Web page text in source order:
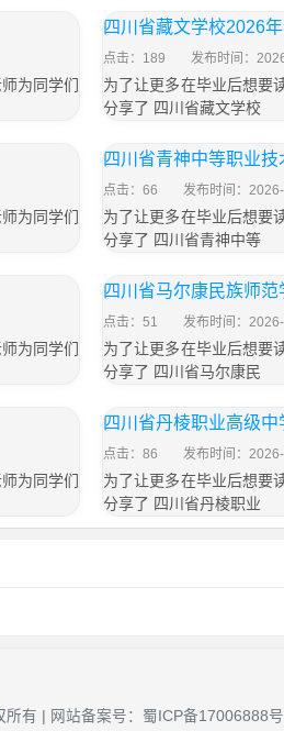
为同学们
四川省藏文学校2026
点击：189 发布时间：
为了让更多在毕业后想要
分享了 四川省藏文学校
为同学们
四川省青神中等职业
点击：66 发布时间：
为了让更多在毕业后想要
分享了 四川省青神中等
为同学们
四川省马尔康民族师
点击：51 发布时间：
为了让更多在毕业后想要
分享了 四川省马尔康民
为同学们
四川省丹棱职业高级
点击：86 发布时间：
为了让更多在毕业后想要
分享了 四川省丹棱职业
有 | 网站备案号： 蜀ICP备17006888